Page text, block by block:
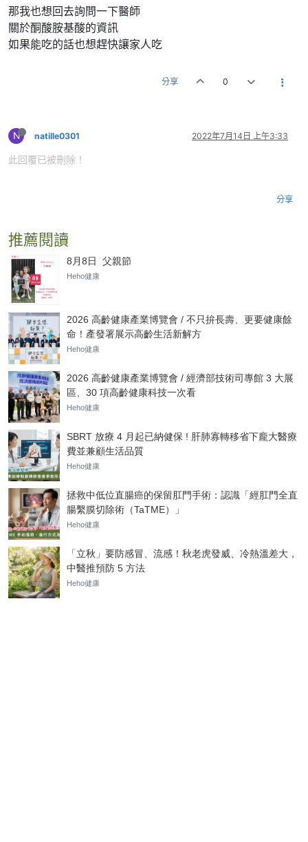
那我也想回去詢問一下醫師
關於酮酸胺基酸的資訊
如果能吃的話也想趕快讓家人吃
分享 0
N natille0301 2022年7月14日 上午3:33
此回覆已被刪除！
分享
推薦閱讀